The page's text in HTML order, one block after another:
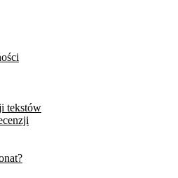
tekstów